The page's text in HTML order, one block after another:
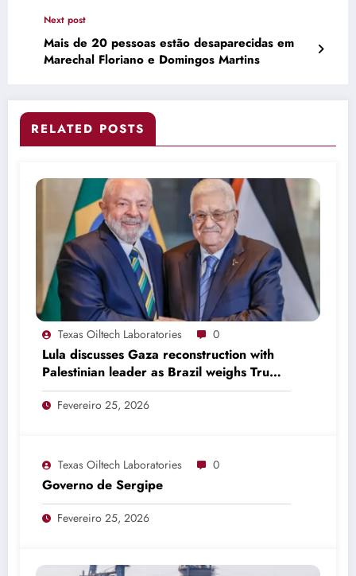
Next post
Mais de 20 pessoas estão desaparecidas em
Marechal Floriano e Domingos Martins
RELATED POSTS
Texas Oiltech Laboratories 0
Lula discusses Gaza reconstruction with
Palestinian leader as Brazil weighs Trump
invitation
Fevereiro 25, 2026
Texas Oiltech Laboratories 0
Governo de Sergipe
Fevereiro 25, 2026